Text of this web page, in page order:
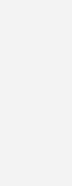
Ungewöhnlich
Bades aus der
Weg zum